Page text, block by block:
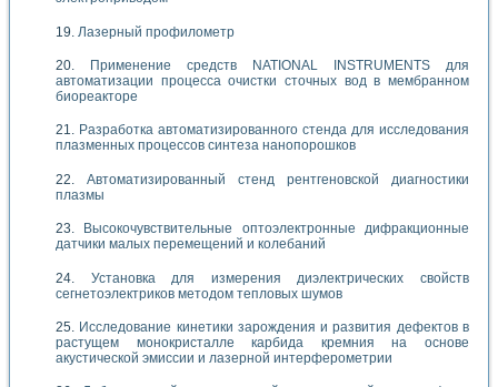
Лазерный профилометр
Применение средств NATIONAL INSTRUMENTS для
автоматизации процесса очистки сточных вод в мембранном
биореакторе
Разработка автоматизированного стенда для исследования
плазменных процессов синтеза нанопорошков
Автоматизированный стенд рентгеновской диагностики
плазмы
Высокочувствительные оптоэлектронные дифракционные
датчики малых перемещений и колебаний
Установка для измерения диэлектрических свойств
сегнетоэлектриков методом тепловых шумов
Исследование кинетики зарождения и развития дефектов в
растущем монокристалле карбида кремния на основе
акустической эмиссии и лазерной интерферометрии